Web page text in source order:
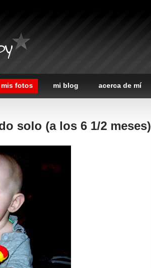
mis fotos mi blog acerca de mí
solo (a los 6 1/2 meses)